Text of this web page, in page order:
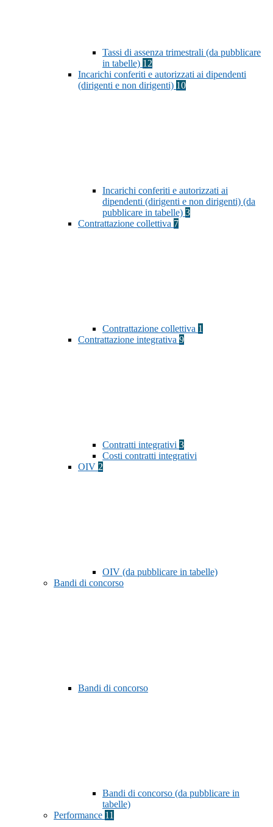
Tassi di assenza trimestrali (da pubblicare
in tabelle) 12
Incarichi conferiti e autorizzati ai dipendenti
(dirigenti e non dirigenti) 10
Incarichi conferiti e autorizzati ai
dipendenti (dirigenti e non dirigenti) (da
pubblicare in tabelle) 3
Contrattazione collettiva 7
Contrattazione collettiva 1
Contrattazione integrativa 9
Contratti integrativi 3
Costi contratti integrativi
OIV 2
OIV (da pubblicare in tabelle)
Bandi di concorso
Bandi di concorso
Bandi di concorso (da pubblicare in
tabelle)
Performance 11